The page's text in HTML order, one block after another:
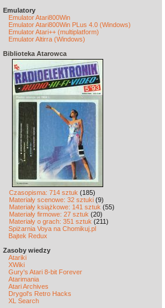
Emulatory
Emulator Atari800Win
Emulator Atari800Win PLus 4.0 (Windows)
Emulator Atari++ (multiplatform)
Emulator Altirra (Windows)
Biblioteka Atarowca
Czasopisma: 714 sztuk (185)
Materiały scenowe: 32 sztuki (9)
Materiały książkowe: 141 sztuk (55)
Materiały firmowe: 27 sztuk (20)
Materiały o grach: 351 sztuk (211)
Spiżarnia Voya na Chomikuj.pl
Bajtek Redux
Zasoby wiedzy
Atariki
XWiki
Gury's Atari 8-bit Forever
Atarimania
Atari Archives
Drygol's Retro Hacks
XL Search